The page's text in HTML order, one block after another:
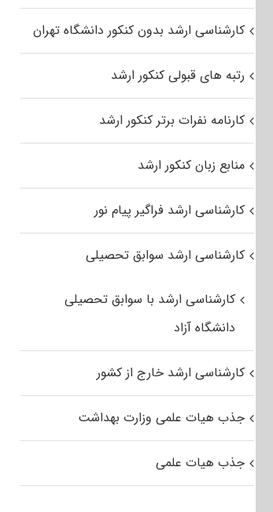
کارشناسی ارشد بدون کنکور دانشگاه تهران
رتبه های قبولی کنکور ارشد
کارنامه نفرات برتر کنکور ارشد
منابع زبان کنکور ارشد
کارشناسی ارشد فراگیر پیام نور
کارشناسی ارشد سوابق تحصیلی
کارشناسی ارشد با سوابق تحصیلی
دانشگاه آزاد
کارشناسی ارشد خارج از کشور
جذب هیات علمی وزارت بهداشت
جذب هیات علمی